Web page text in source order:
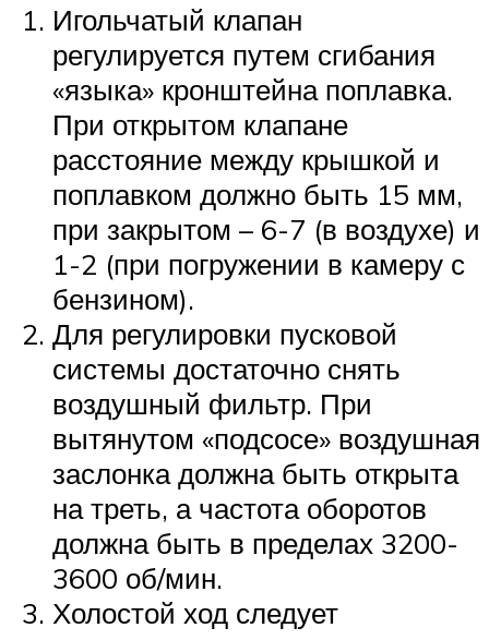
Игольчатый клапан
регулируется путем сгибания
«языка» кронштейна поплавка.
При открытом клапане
расстояние между крышкой и
поплавком должно быть 15 мм,
при закрытом – 6-7 (в воздухе) и
1-2 (при погружении в камеру с
бензином).
Для регулировки пусковой
системы достаточно снять
воздушный фильтр. При
вытянутом «подсосе» воздушная
заслонка должна быть открыта
на треть, а частота оборотов
должна быть в пределах 3200-
3600 об/мин.
Холостой ход следует